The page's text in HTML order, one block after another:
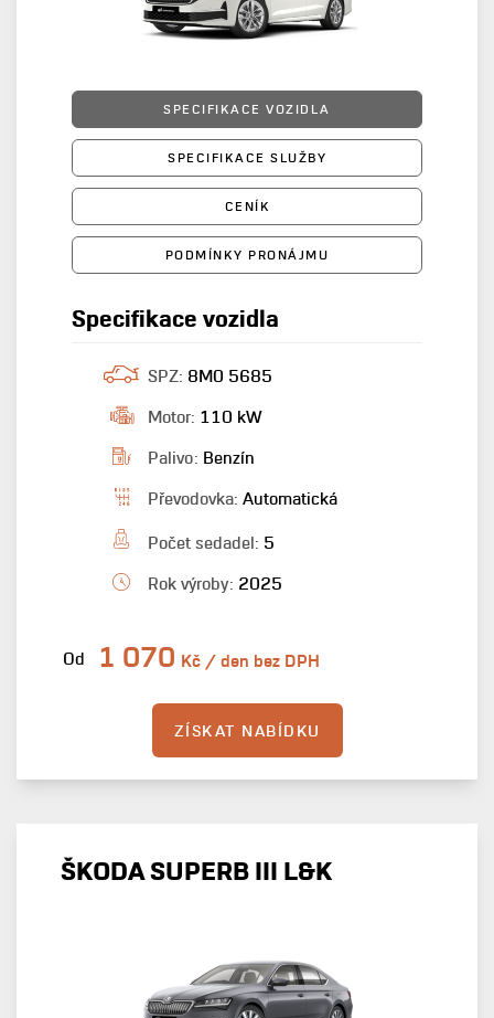
SPECIFIKACE VOZIDLA
SPECIFIKACE SLUŽBY
CENÍK
PODMÍNKY PRONÁJMU
Specifikace vozidla
SPZ: 8M0 5685
Motor: 110 kW
Palivo: Benzín
Převodovka: Automatická
Počet sedadel: 5
Rok výroby: 2025
Od 1 070 Kč / den bez DPH
ZÍSKAT NABÍDKU
ŠKODA SUPERB III L&K